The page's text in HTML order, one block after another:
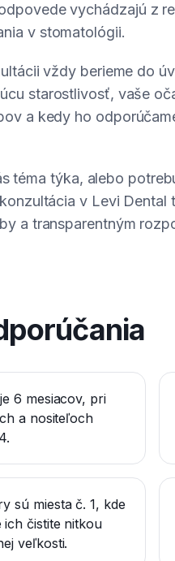
vychádzajú z
v stomatológii.
vždy berieme do
starostlivosť, vaše
a kedy ho
téma týka, alebo
v Levi
a transparentným
6 mesiacov, pri
a nositeľoch
sú miesta č. 1, kde
čistite nitkou
veľkosti.